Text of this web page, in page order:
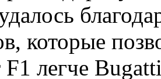
которые
F1 легче